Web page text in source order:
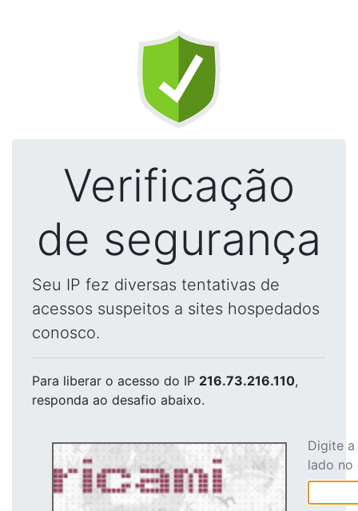
Verificação
de segurança
Seu IP fez diversas tentativas de
acessos suspeitos a sites hospedados
conosco.
Para liberar o acesso do IP 216.73.216.110,
responda ao desafio abaixo.
Digite
lado no